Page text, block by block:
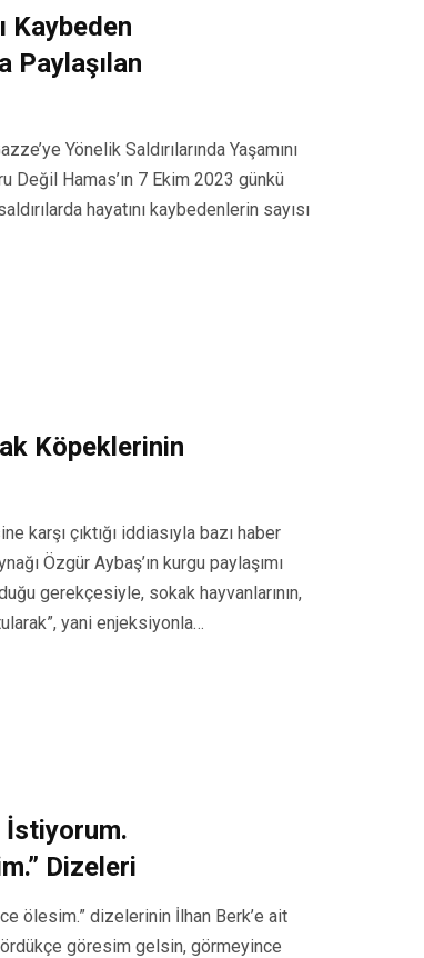
Kaybeden
Paylaşılan
Yönelik Saldırılarında Yaşamını
Değil Hamas’ın 7 Ekim 2023 günkü
hayatını kaybedenlerin sayısı
Köpeklerinin
karşı çıktığı iddiasıyla bazı haber
Özgür Aybaş’ın kurgu paylaşımı
gerekçesiyle, sokak hayvanlarının,
yani enjeksiyonla…
İstiyorum.
Dizeleri
ölesim.” dizelerinin İlhan Berk’e ait
göresim gelsin, görmeyince